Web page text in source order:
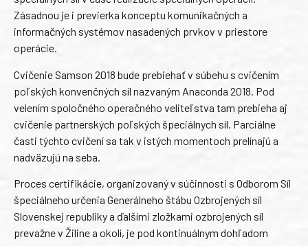
Zásadnou je i previerka konceptu komunikačných a
informačných systémov nasadených prvkov v priestore
operácie.
Cvičenie Samson 2018 bude prebiehať v súbehu s cvičením
poľských konvenčných síl nazvaným Anaconda 2018. Pod
velením spoločného operačného veliteľstva tam prebieha aj
cvičenie partnerských poľských špeciálnych síl. Parciálne
časti týchto cvičení sa tak v istých momentoch prelínajú a
nadväzujú na seba.
Proces certifikácie, organizovaný v súčinnosti s Odborom Síl
špeciálneho určenia Generálneho štábu Ozbrojených síl
Slovenskej republiky a ďalšími zložkami ozbrojených síl
prevažne v Žiline a okolí, je pod kontinuálnym dohľadom